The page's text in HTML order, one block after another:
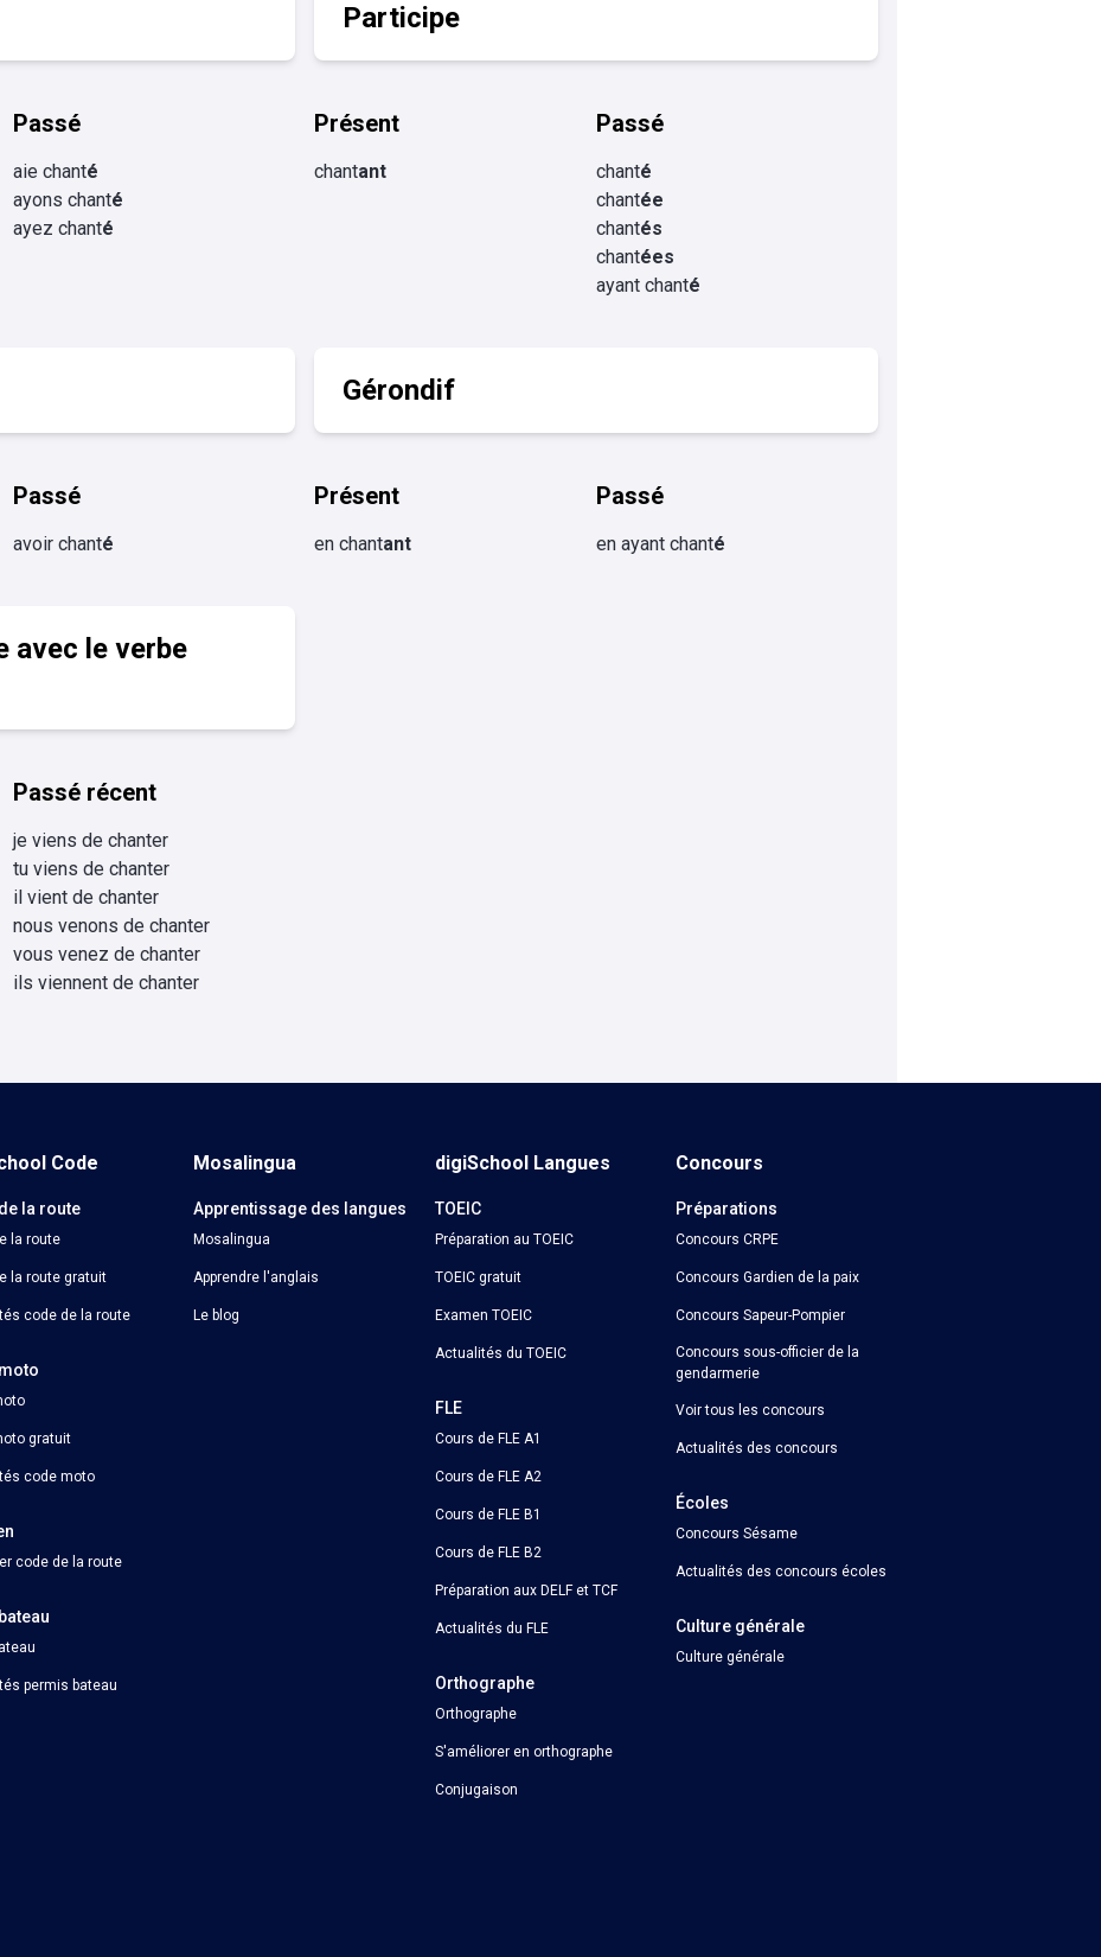
Passé
aie chanté
ayons chanté
ayez chanté
Participe
Présent
chantant
Passé
chanté
chantée
chantés
chantées
ayant chanté
Passé
avoir chanté
Gérondif
Présent
en chantant
Passé
en ayant chanté
avec le verbe
Passé récent
je viens de chanter
tu viens de chanter
il vient de chanter
nous venons de chanter
vous venez de chanter
ils viennent de chanter
Code
la route
la route
la route gratuit
code de la route
gratuit
code moto
code de la route
permis bateau
Mosalingua
Apprentissage des langues
Mosalingua
Apprendre l'anglais
Le blog
digiSchool Langues
TOEIC
Préparation au TOEIC
TOEIC gratuit
Examen TOEIC
Actualités du TOEIC
FLE
Cours de FLE A1
Cours de FLE A2
Cours de FLE B1
Cours de FLE B2
Préparation aux DELF et TCF
Actualités du FLE
Orthographe
Orthographe
S'améliorer en orthographe
Conjugaison
Concours
Préparations
Concours CRPE
Concours Gardien de la paix
Concours Sapeur-Pompier
Concours sous-officier de la
gendarmerie
Voir tous les concours
Actualités des concours
Écoles
Concours Sésame
Actualités des concours écoles
Culture générale
Culture générale